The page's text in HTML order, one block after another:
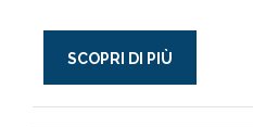
SCOPRI DI PIÙ